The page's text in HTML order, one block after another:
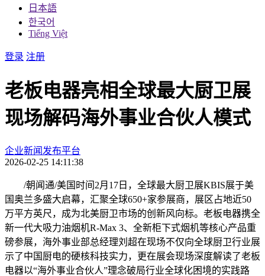
日本語
한국어
Tiếng Việt
登录 注册
老板电器亮相全球最大厨卫展
现场解码海外事业合伙人模式
企业新闻发布平台
2026-02-25 14:11:38
/朝闻通/美国时间2月17日，全球最大厨卫展KBIS展于美
国奥兰多盛大启幕，汇聚全球650+家参展商，展区占地近50
万平方英尺，成为北美厨卫市场的创新风向标。老板电器携全
新一代大吸力油烟机R-Max 3、全新柜下式烟机等核心产品重
磅参展，海外事业部总经理刘超在现场不仅向全球厨卫行业展
示了中国厨电的硬核科技实力，更在展会现场深度解读了老板
电器以“海外事业合伙人”理念破局行业全球化困境的实践路